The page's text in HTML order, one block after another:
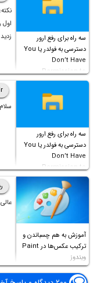
سه راه برای رفع ارور
دسترسی به فولدر یا You
Don’t Have
Permission to
Access this folder
سه راه برای رفع ارور
دسترسی به فولدر یا You
Don’t Have
Permission to
Access this folder
آموزش به هم چسباندن و
ترکیب عکس‌ها در Paint
ویندوز
عالی